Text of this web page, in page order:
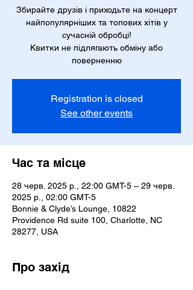
Збирайте друзів і приходьте на концерт
найпопулярніших та топових хітів у
сучасній обробці!
Квитки не підлягають обміну або
поверненню
Registration is closed
See other events
Час та місце
28 черв. 2025 р., 22:00 GMT-5 – 29 черв.
2025 р., 02:00 GMT-5
Bonnie & Clyde’s Lounge, 10822
Providence Rd suite 100, Charlotte, NC
28277, USA
Про захід